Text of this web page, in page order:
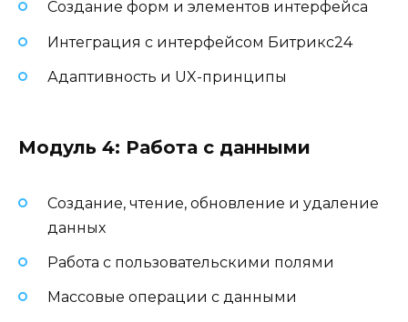
Создание форм и элементов интерфейса
Интеграция с интерфейсом Битрикс24
Адаптивность и UX-принципы
Модуль 4: Работа с данными
Создание, чтение, обновление и удаление
данных
Работа с пользовательскими полями
Массовые операции с данными